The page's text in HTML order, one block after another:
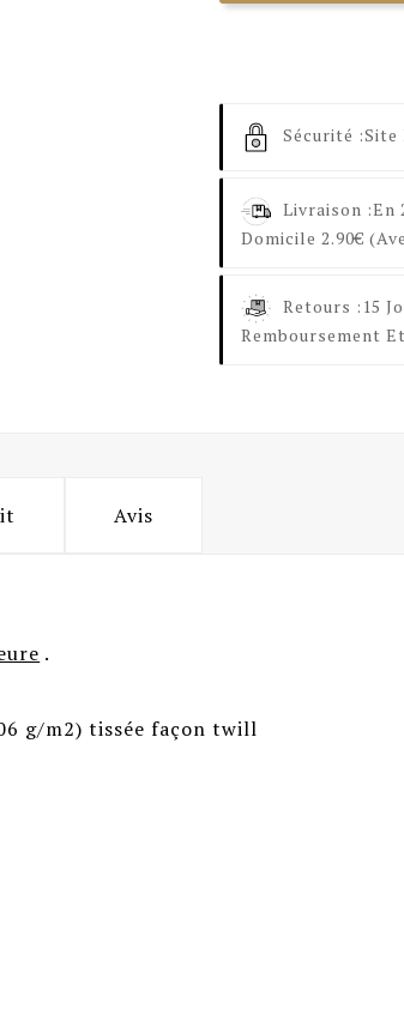
Sécurité :Site
Livraison :En
Domicile 2.90€
Retours : 15
Remboursement
Avis
.
g/m2) tissée façon twill